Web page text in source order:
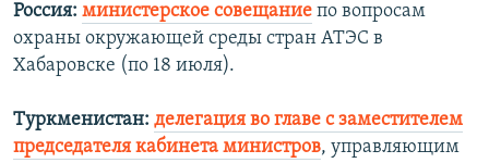
Россия: министерское совещание по вопросам
охраны окружающей среды стран АТЭС в
Хабаровске (по 18 июля).
Туркменистан: делегация во главе с заместителем
председателя кабинета министров, управляющим